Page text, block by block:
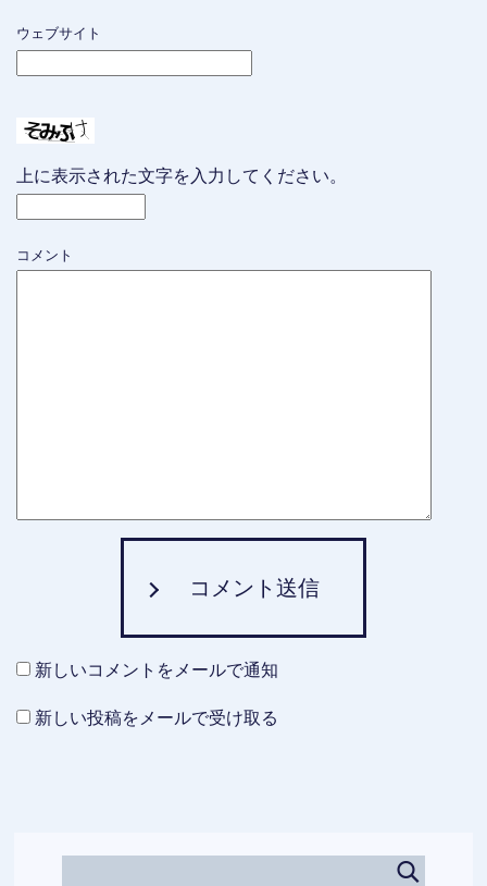
ウェブサイト
上に表示された文字を入力してください。
コメント
コメント送信
新しいコメントをメールで通知
新しい投稿をメールで受け取る